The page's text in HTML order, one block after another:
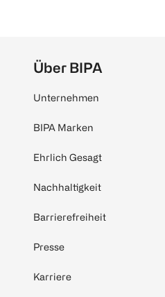
Über BIPA
Unternehmen
BIPA Marken
Ehrlich Gesagt
Nachhaltigkeit
Barrierefreiheit
Presse
Karriere